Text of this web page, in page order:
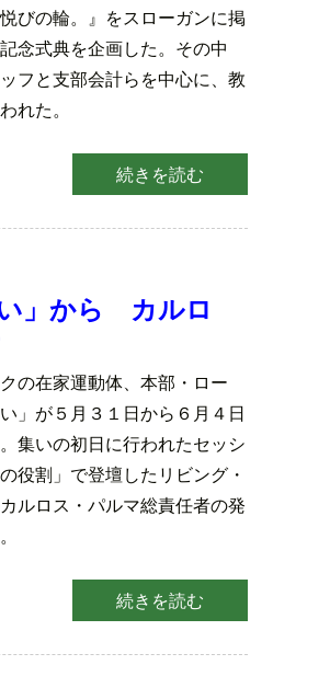
びの輪。』をスローガンに掲
念式典を企画した。その中
フと支部会計らを中心に、教
れた。
続きを読む
」から カルロ
の在家運動体、本部・ロー
」が５月３１日から６月４日
集いの初日に行われたセッシ
役割」で登壇したリビング・
ルロス・パルマ総責任者の発
続きを読む